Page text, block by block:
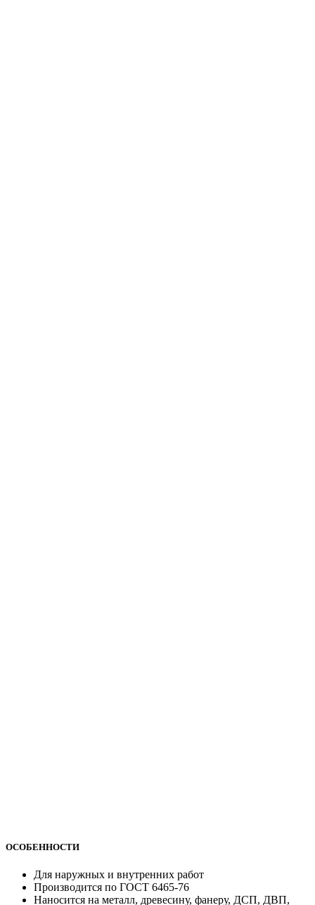
ОСОБЕННОСТИ
Для наружных и внутренних работ
Производится по ГОСТ 6465-76
Наносится на металл, древесину, фанеру, ДСП, ДВП,